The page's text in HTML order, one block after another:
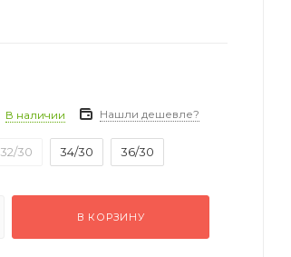
В наличии Нашли дешевле?
32/30 34/30 36/30
В КОРЗИНУ